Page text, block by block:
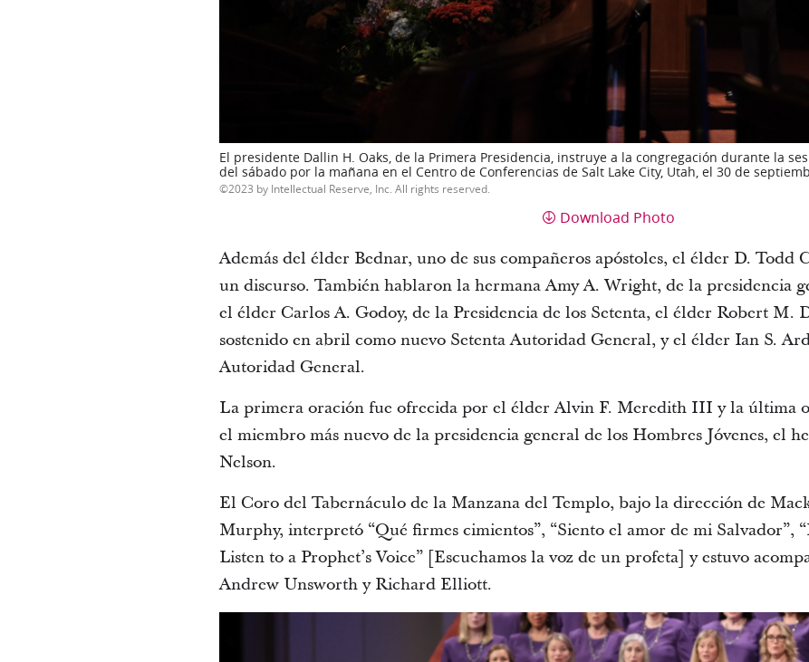
El presidente Dallin H. Oaks, de la Primera Presidencia, instruye a la congregación durante la
del sábado por la mañana en el Centro de Conferencias de Salt Lake City, Utah, el 30 de
2023 by Intellectual Reserve, Inc. All rights reserved.
Download Photo
Además del élder Bednar, uno de sus compañeros apóstoles, el élder D.
un discurso. También hablaron la hermana Amy A. Wright, de la presidencia
el élder Carlos A. Godoy, de la Presidencia de los Setenta, el élder Robert M.
sostenido en abril como nuevo Setenta Autoridad General, y el élder Ian S.
Autoridad General.
La primera oración fue ofrecida por el élder Alvin F. Meredith III y la última
el miembro más nuevo de la presidencia general de los Hombres Jóvenes, el
Nelson.
El Coro del Tabernáculo de la Manzana del Templo, bajo la dirección de
Murphy, interpretó “Qué firmes cimientos”, “Siento el amor de mi Salvador”,
Listen to a Prophet’s Voice” [Escuchamos la voz de un profeta] y estuvo
Andrew Unsworth y Richard Elliott.